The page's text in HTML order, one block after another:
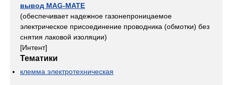
вывод MAG-MATE
(обеспечивает надежное газонепроницаемое
электрическое присоединение проводника (обмотки) без
снятия лаковой изоляции)
[Интент]
Тематики
клемма электротехническая